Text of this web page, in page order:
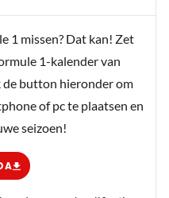
1 missen? Dat kan! Zet
1-kalender van
de button hieronder om
of pc te plaatsen en
seizoen!